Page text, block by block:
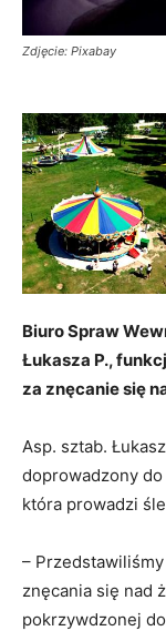
Zdjęcie: Pixabay
Biuro Spraw
Łukasza P.,
za znęcanie się
Asp. sztab.
doprowadzony
która prowadzi
–
znęcania się nad
pokrzywdzonej